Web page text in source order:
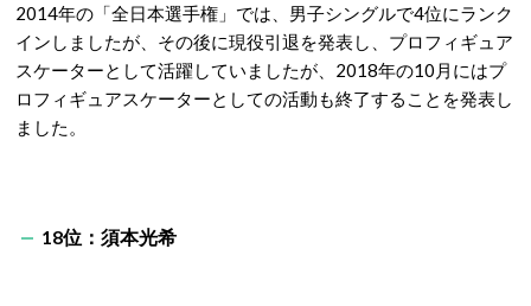
2014年の「全日本選手権」では、男子シングルで4位にランク
インしましたが、その後に現役引退を発表し、プロフィギュア
スケーターとして活躍していましたが、2018年の10月にはプ
ロフィギュアスケーターとしての活動も終了することを発表し
ました。
18位：須本光希